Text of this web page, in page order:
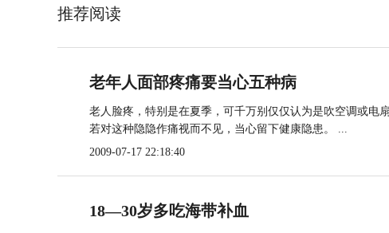
推荐阅读
老年人面部疼痛要当心五种病
老人脸疼，特别是在夏季，可千万别仅仅认为是吹空调或电
若对这种隐隐作痛视而不见，当心留下健康隐患。 ...
2009-07-17 22:18:40
18—30岁多吃海带补血